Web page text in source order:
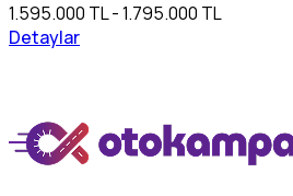
1.595.000 TL - 1.795.000 TL
Detaylar